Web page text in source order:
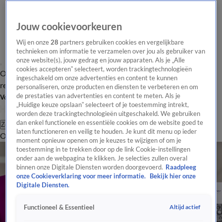
Overzicht Laatste nieuws Regionieuws Het beste van Hart
Tip de
redactie
Volg Hart van Nederland
Zoeken
OverzichtRegioUitzendingenWeerTip de redactiePanelVideo's
Jouw cookievoorkeuren
Wij en onze28 partners gebruiken cookies en vergelijkbare
technieken om informatie te verzamelen over jou als gebruiker van
onze website(s), jouw gedrag en jouw apparaten. Als je „Alle
cookies accepteren” selecteert, worden trackingtechnologieën
ingeschakeld om onze advertenties en content te kunnen
personaliseren, onze producten en diensten te verbeteren en om
de prestaties van advertenties en content te meten. Als je
„Huidige keuze opslaan” selecteert of je toestemming intrekt,
worden deze trackingtechnologieën uitgeschakeld. We gebruiken
dan enkel functionele en essentiële cookies om de website goed te
laten functioneren en veilig te houden. Je kunt dit menu op ieder
moment opnieuw openen om je keuzes te wijzigen of om je
toestemming in te trekken door op de link Cookie-instellingen
onder aan de webpagina te klikken. Je selecties zullen overal
binnen onze Digitale Diensten worden doorgevoerd. Raadpleeg
onze Cookieverklaring voor meer informatie.
Bekijk hier onze
Digitale Diensten.
Functioneel & Essentieel Altijd actief